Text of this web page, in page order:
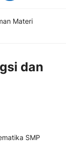
Materi
dan
SMP